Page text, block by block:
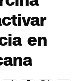
en